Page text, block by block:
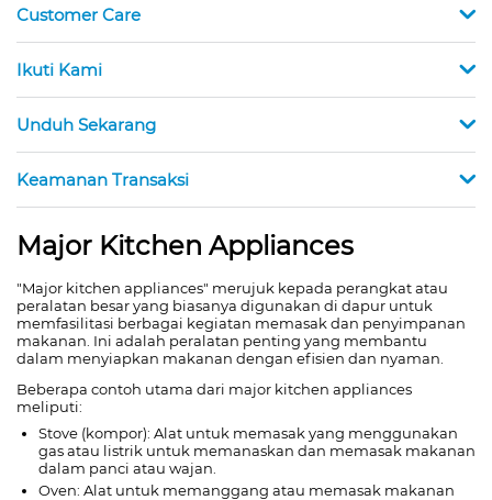
Customer Care
Ikuti Kami
Unduh Sekarang
Keamanan Transaksi
Major Kitchen Appliances
"Major kitchen appliances" merujuk kepada perangkat atau
peralatan besar yang biasanya digunakan di dapur untuk
memfasilitasi berbagai kegiatan memasak dan penyimpanan
makanan. Ini adalah peralatan penting yang membantu
dalam menyiapkan makanan dengan efisien dan nyaman.
Beberapa contoh utama dari major kitchen appliances
meliputi:
Stove (kompor): Alat untuk memasak yang menggunakan
gas atau listrik untuk memanaskan dan memasak makanan
dalam panci atau wajan.
Oven: Alat untuk memanggang atau memasak makanan